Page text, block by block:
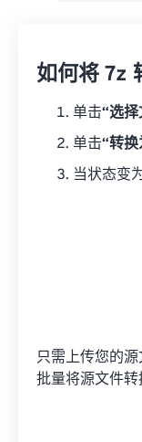
如何将 7z
单击“选择
单击“转换
当状态变
只需上传您的
批量将源文件转